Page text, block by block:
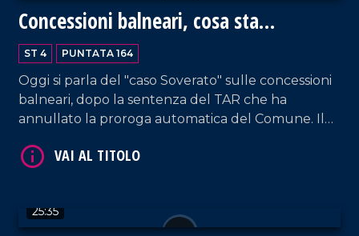
Concessioni balneari, cosa sta
accadendo
ST 4 PUNTATA 164
Oggi si parla del "caso Soverato" sulle concessioni
balneari, dopo la sentenza del TAR che ha
annullato la proroga automatica del Comune. Il
mentre Luca Manica, del Sindacato Balneari,
25:35
VAI AL TITOLO